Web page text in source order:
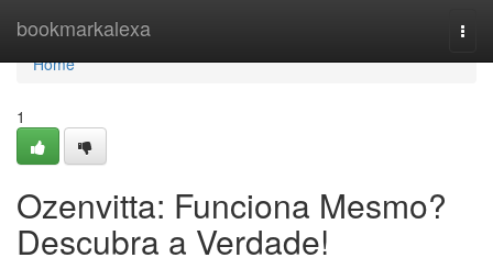
bookmarkalexa
Home
Home
1
Ozenvitta: Funciona Mesmo?
Descubra a Verdade!